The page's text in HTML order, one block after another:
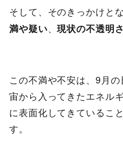
そして、そのきっかけと
満や疑い、現状の不透明
この不満や不安は、9月
宙から入ってきたエネル
に表面化してきているこ
す。